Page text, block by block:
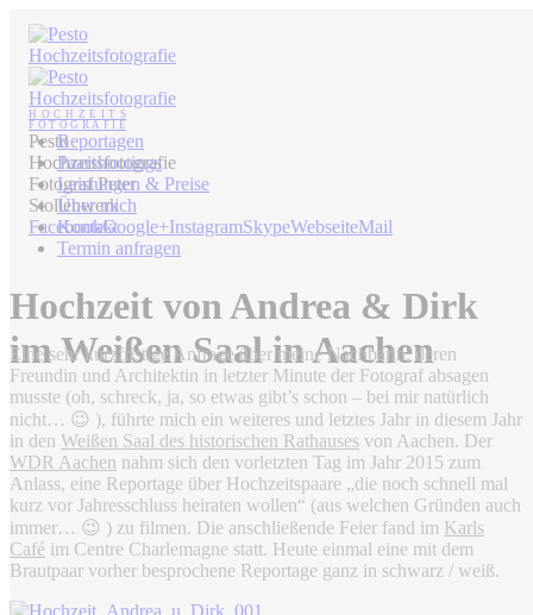
Pesto
Hochzeitsfotografie
Fotograf Peter
Stollenwerk
FacebookGoogle+InstagramSkypeWebseiteMail
Reportagen
Paarshootings
Leistungen & Preise
Über mich
Kontakt
Termin anfragen
Hochzeit von Andrea & Dirk
im Weißen Saal in Aachen
Eine sehr kurzfristige Anfrage über meine Nachbarin, deren
Freundin und Architektin in letzter Minute der Fotograf absagen
musste (oh, schreck, ja, so etwas gibt’s schon – bei mir natürlich
nicht… 😉 ), führte mich ein weiteres und letztes Jahr in diesem Jahr
in den Weißen Saal des historischen Rathauses von Aachen. Der
WDR Aachen nahm sich den vorletzten Tag im Jahr 2015 zum
Anlass, eine Reportage über Hochzeitspaare „die noch schnell mal
kurz vor Jahresschluss heiraten wollen“ (aus welchen Gründen auch
immer… 😉 ) zu filmen. Die anschließende Feier fand im Karls
Café im Centre Charlemagne statt. Heute einmal eine mit dem
Brautpaar vorher besprochene Reportage ganz in schwarz / weiß.